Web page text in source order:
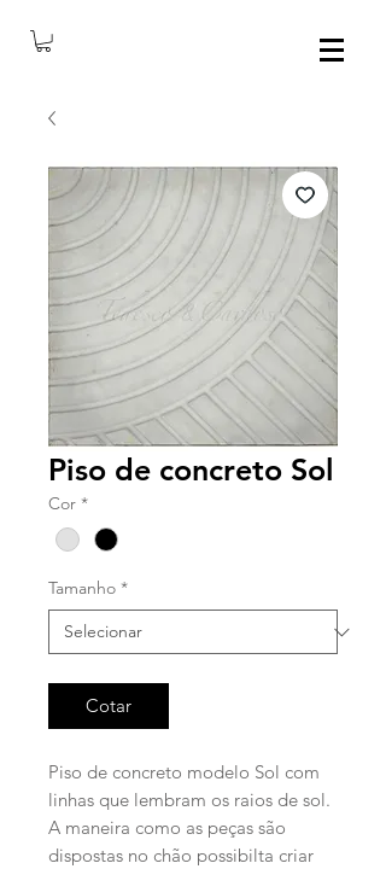
Piso de concreto Sol
Cor *
Tamanho *
Cotar
Piso de concreto modelo Sol com
linhas que lembram os raios de sol.
A maneira como as peças são
dispostas no chão possibilta criar